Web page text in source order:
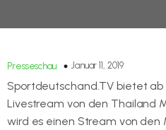
Presseschau Januar 11, 2019
Sportdeutschand.TV bietet ab
Livestream von den Thailand
wird es einen Stream von den